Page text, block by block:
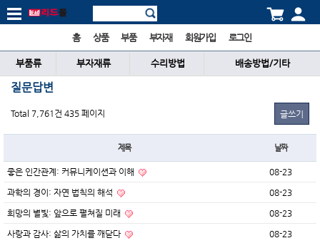
홈 상품 부품 부자재 회원가입 로그인
부품류 부자재류 수리방법 배송방법/기타
질문답변
Total 7,761건 435 페이지 글쓰기
제목 날짜
좋은 인간관계: 커뮤니케이션과 이해 08-23
과학의 경이: 자연 법칙의 해석 08-23
희망의 별빛: 앞으로 펼쳐질 미래 08-23
사랑과 감사: 삶의 가치를 깨닫다 08-23